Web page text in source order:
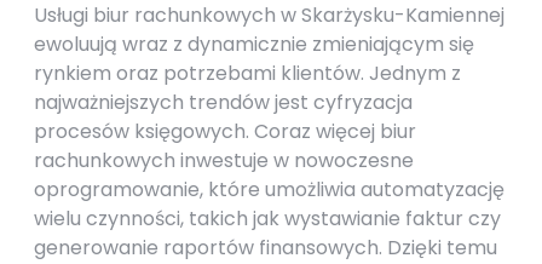
Usługi biur rachunkowych w Skarżysku-Kamiennej
ewoluują wraz z dynamicznie zmieniającym się
rynkiem oraz potrzebami klientów. Jednym z
najważniejszych trendów jest cyfryzacja
procesów księgowych. Coraz więcej biur
rachunkowych inwestuje w nowoczesne
oprogramowanie, które umożliwia automatyzację
wielu czynności, takich jak wystawianie faktur czy
generowanie raportów finansowych. Dzięki temu